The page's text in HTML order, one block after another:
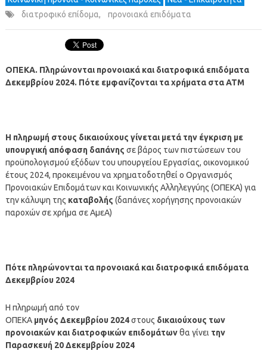
διατροφικό επίδομα, προνοιακά επιδόματα
ΟΠΕΚΑ. Πληρώνονται προνοιακά και διατροφικά επιδόματα
Δεκεμβρίου 2024. Πότε εμφανίζονται τα χρήματα στα ΑΤΜ
Η πληρωμή στους δικαιούχους γίνεται μετά την έγκριση με
υπουργική απόφαση δαπάνης σε βάρος των πιστώσεων του
προϋπολογισμού εξόδων του υπουργείου Εργασίας, οικονομικού
έτους 2024, προκειμένου να χρηματοδοτηθεί ο Οργανισμός
Προνοιακών Επιδομάτων και Κοινωνικής Αλληλεγγύης (ΟΠΕΚΑ) για
την κάλυψη της καταβολής (δαπάνες χορήγησης προνοιακών
παροχών σε χρήμα σε ΑμεΑ)
Πότε πληρώνονται τα προνοιακά και διατροφικά επιδόματα
Δεκεμβρίου2024
Η πληρωμή από τον
ΟΠΕΚΑμηνός Δεκεμβρίου2024στους δικαιούχους των
προνοιακών και διατροφικών επιδομάτωνθα γίνει την
Παρασκευή 20 Δεκεμβρίου 2024